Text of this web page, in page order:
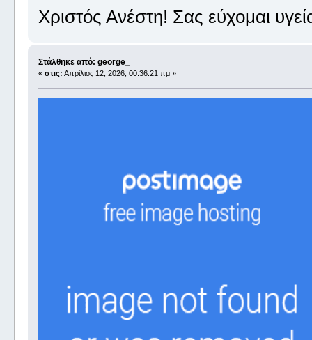
Χριστός Ανέστη! Σας εύχομαι
Στάλθηκε από: george_
« στις: Απρίλιος 12, 2026, 00:36:21 πμ »